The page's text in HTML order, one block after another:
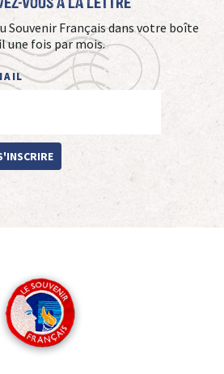
Souvenir Français dans votre boîte
une fois par mois.